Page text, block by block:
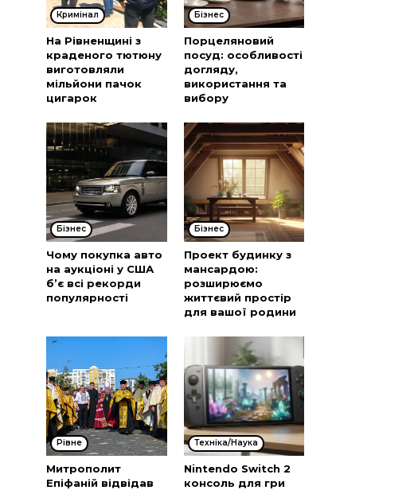
Кримінал
На Рівненщині з
краденого тютюну
виготовляли
мільйони пачок
цигарок
Бізнес
Порцеляновий
посуд: особливості
догляду,
використання та
вибору
Бізнес
Чому покупка авто
на аукціоні у США
б’є всі рекорди
популярності
Бізнес
Проект будинку з
мансардою:
розширюємо
життєвий простір
для вашої родини
Рівне
Митрополит
Епіфаній відвідав
Техніка/Наука
Nintendo Switch 2
консоль для гри